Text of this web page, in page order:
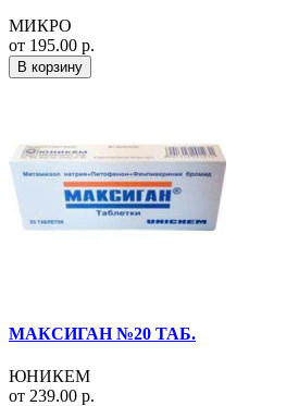
МИКРО
от 195.00 р.
В корзину
МАКСИГАН №20 ТАБ.
ЮНИКЕМ
от 239.00 р.